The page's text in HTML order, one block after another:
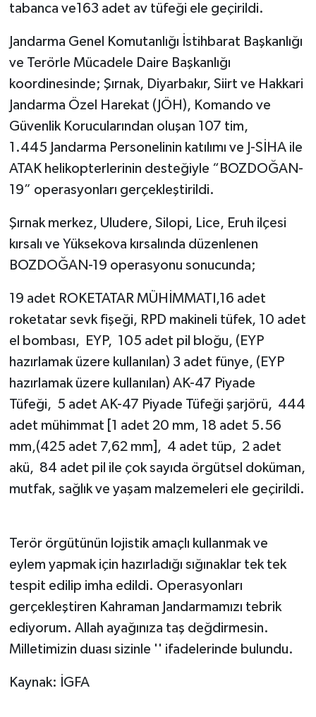
tabanca ve163 adet av tüfeği ele geçirildi.
Jandarma Genel Komutanlığı İstihbarat Başkanlığı
ve Terörle Mücadele Daire Başkanlığı
koordinesinde; Şırnak, Diyarbakır, Siirt ve Hakkari
Jandarma Özel Harekat (JÖH), Komando ve
Güvenlik Korucularından oluşan 107 tim,
1.445 Jandarma Personelinin katılımı ve J-SİHA ile
ATAK helikopterlerinin desteğiyle “BOZDOĞAN-
19” operasyonları gerçekleştirildi.
Şırnak merkez, Uludere, Silopi, Lice, Eruh ilçesi
kırsalı ve Yüksekova kırsalında düzenlenen
BOZDOĞAN-19 operasyonu sonucunda;
19 adet ROKETATAR MÜHİMMATI,16 adet
roketatar sevk fişeği, RPD makineli tüfek, 10 adet
el bombası, EYP, 105 adet pil bloğu, (EYP
hazırlamak üzere kullanılan) 3 adet fünye, (EYP
hazırlamak üzere kullanılan) AK-47 Piyade
Tüfeği, 5 adet AK-47 Piyade Tüfeği şarjörü, 444
adet mühimmat [1 adet 20 mm, 18 adet 5.56
mm,(425 adet 7,62 mm], 4 adet tüp, 2 adet
akü, 84 adet pil ile çok sayıda örgütsel doküman,
mutfak, sağlık ve yaşam malzemeleri ele geçirildi.
Terör örgütünün lojistik amaçlı kullanmak ve
eylem yapmak için hazırladığı sığınaklar tek tek
tespit edilip imha edildi. Operasyonları
gerçekleştiren Kahraman Jandarmamızı tebrik
ediyorum. Allah ayağınıza taş değdirmesin.
Milletimizin duası sizinle '' ifadelerinde bulundu.
Kaynak: İGFA